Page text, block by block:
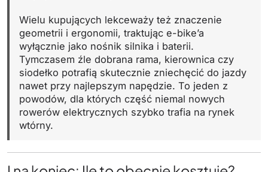
Wielu kupujących lekceważy też znaczenie
geometrii i ergonomii, traktując e-bike’a
wyłącznie jako nośnik silnika i baterii.
Tymczasem źle dobrana rama, kierownica czy
siodełko potrafią skutecznie zniechęcić do jazdy
nawet przy najlepszym napędzie. To jeden z
powodów, dla których część niemal nowych
rowerów elektrycznych szybko trafia na rynek
wtórny.